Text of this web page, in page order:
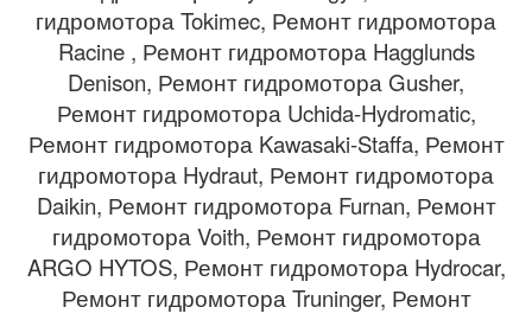
гидромотора Tokimec, Ремонт гидромотора
Racine , Ремонт гидромотора Hagglunds
Denison, Ремонт гидромотора Gusher,
Ремонт гидромотора Uchida-Hydromatic,
Ремонт гидромотора Kawasaki-Staffa, Ремонт
гидромотора Hydraut, Ремонт гидромотора
Daikin, Ремонт гидромотора Furnan, Ремонт
гидромотора Voith, Ремонт гидромотора
ARGO HYTOS, Ремонт гидромотора Hydrocar,
Ремонт гидромотора Truninger, Ремонт